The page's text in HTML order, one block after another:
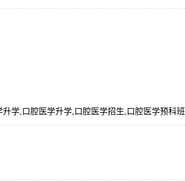
升学,口腔医学升学,口腔医学招生,口腔医学预科班